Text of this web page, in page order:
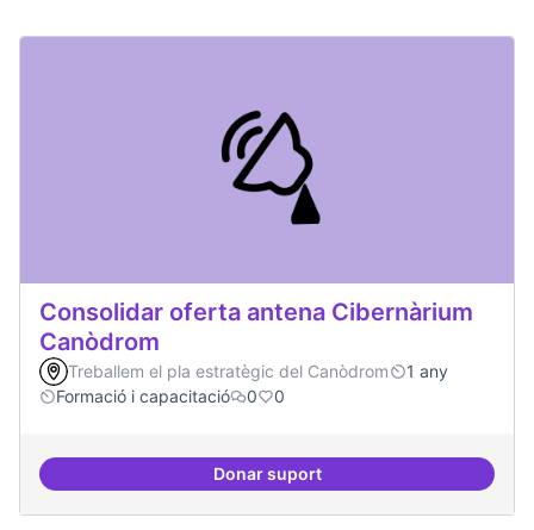
Consolidar oferta antena Cibernàrium
Canòdrom
Treballem el pla estratègic del Canòdrom
1 any
Formació i capacitació
0 0
Donar suportConsolidar oferta antena